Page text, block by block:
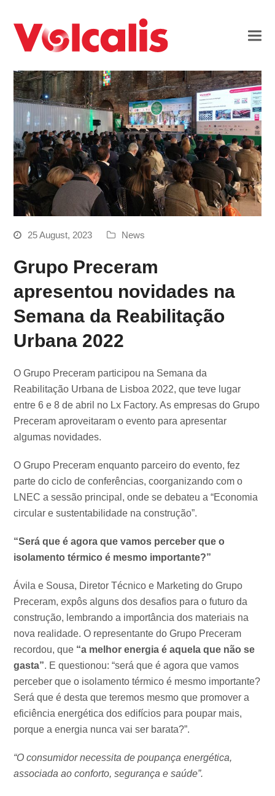
25 August, 2023 News
Grupo Preceram
apresentou novidades na
Semana da Reabilitação
Urbana 2022
O Grupo Preceram participou na Semana da
Reabilitação Urbana de Lisboa 2022, que teve lugar
entre 6 e 8 de abril no Lx Factory. As empresas do Grupo
Preceram aproveitaram o evento para apresentar
algumas novidades.
O Grupo Preceram enquanto parceiro do evento, fez
parte do ciclo de conferências, coorganizando com o
LNEC a sessão principal, onde se debateu a “Economia
circular e sustentabilidade na construção”.
“Será que é agora que vamos perceber que o
isolamento térmico é mesmo importante?”
Ávila e Sousa, Diretor Técnico e Marketing do Grupo
Preceram, expôs alguns dos desafios para o futuro da
construção, lembrando a importância dos materiais na
nova realidade. O representante do Grupo Preceram
recordou, que “a melhor energia é aquela que não se
gasta”. E questionou: “será que é agora que vamos
perceber que o isolamento térmico é mesmo importante?
Será que é desta que teremos mesmo que promover a
eficiência energética dos edifícios para poupar mais,
porque a energia nunca vai ser barata?”.
“O consumidor necessita de poupança energética,
associada ao conforto, segurança e saúde”.